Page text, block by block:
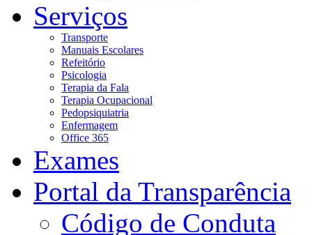
Serviços
Transporte
Manuais Escolares
Refeitório
Psicologia
Terapia da Fala
Terapia Ocupacional
Pedopsiquiatria
Enfermagem
Office 365
Exames
Portal da Transparência
Código de Conduta